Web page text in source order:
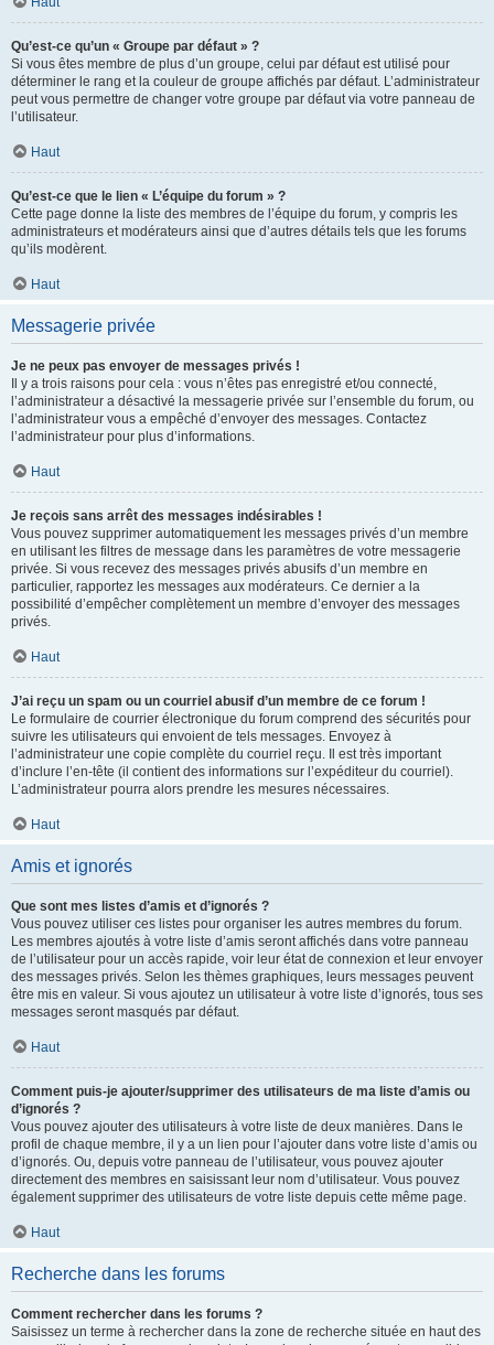
Qu’est-ce qu’un « Groupe par défaut » ?
Si vous êtes membre de plus d’un groupe, celui par défaut est utilisé pour
déterminer le rang et la couleur de groupe affichés par défaut. L’administrateur
peut vous permettre de changer votre groupe par défaut via votre panneau de
l’utilisateur.
Haut
Qu’est-ce que le lien « L’équipe du forum » ?
Cette page donne la liste des membres de l’équipe du forum, y compris les
administrateurs et modérateurs ainsi que d’autres détails tels que les forums
qu’ils modèrent.
Haut
Messagerie privée
Je ne peux pas envoyer de messages privés !
Il y a trois raisons pour cela : vous n’êtes pas enregistré et/ou connecté,
l’administrateur a désactivé la messagerie privée sur l’ensemble du forum, ou
l’administrateur vous a empêché d’envoyer des messages. Contactez
l’administrateur pour plus d’informations.
Haut
Je reçois sans arrêt des messages indésirables !
Vous pouvez supprimer automatiquement les messages privés d’un membre
en utilisant les filtres de message dans les paramètres de votre messagerie
privée. Si vous recevez des messages privés abusifs d’un membre en
particulier, rapportez les messages aux modérateurs. Ce dernier a la
possibilité d’empêcher complètement un membre d’envoyer des messages
privés.
Haut
J’ai reçu un spam ou un courriel abusif d’un membre de ce forum !
Le formulaire de courrier électronique du forum comprend des sécurités pour
suivre les utilisateurs qui envoient de tels messages. Envoyez à
l’administrateur une copie complète du courriel reçu. Il est très important
d’inclure l’en-tête (il contient des informations sur l’expéditeur du courriel).
L’administrateur pourra alors prendre les mesures nécessaires.
Haut
Amis et ignorés
Que sont mes listes d’amis et d’ignorés ?
Vous pouvez utiliser ces listes pour organiser les autres membres du forum.
Les membres ajoutés à votre liste d’amis seront affichés dans votre panneau
de l’utilisateur pour un accès rapide, voir leur état de connexion et leur envoyer
des messages privés. Selon les thèmes graphiques, leurs messages peuvent
être mis en valeur. Si vous ajoutez un utilisateur à votre liste d’ignorés, tous ses
messages seront masqués par défaut.
Haut
Comment puis-je ajouter/supprimer des utilisateurs de ma liste d’amis ou
d’ignorés ?
Vous pouvez ajouter des utilisateurs à votre liste de deux manières. Dans le
profil de chaque membre, il y a un lien pour l’ajouter dans votre liste d’amis ou
d’ignorés. Ou, depuis votre panneau de l’utilisateur, vous pouvez ajouter
directement des membres en saisissant leur nom d’utilisateur. Vous pouvez
également supprimer des utilisateurs de votre liste depuis cette même page.
Haut
Recherche dans les forums
Comment rechercher dans les forums ?
Saisissez un terme à rechercher dans la zone de recherche située en haut des